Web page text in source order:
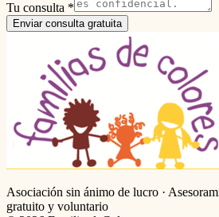
Tu consulta *
Enviar consulta gratuita
Asociación sin ánimo de lucro ·
gratuito y voluntario